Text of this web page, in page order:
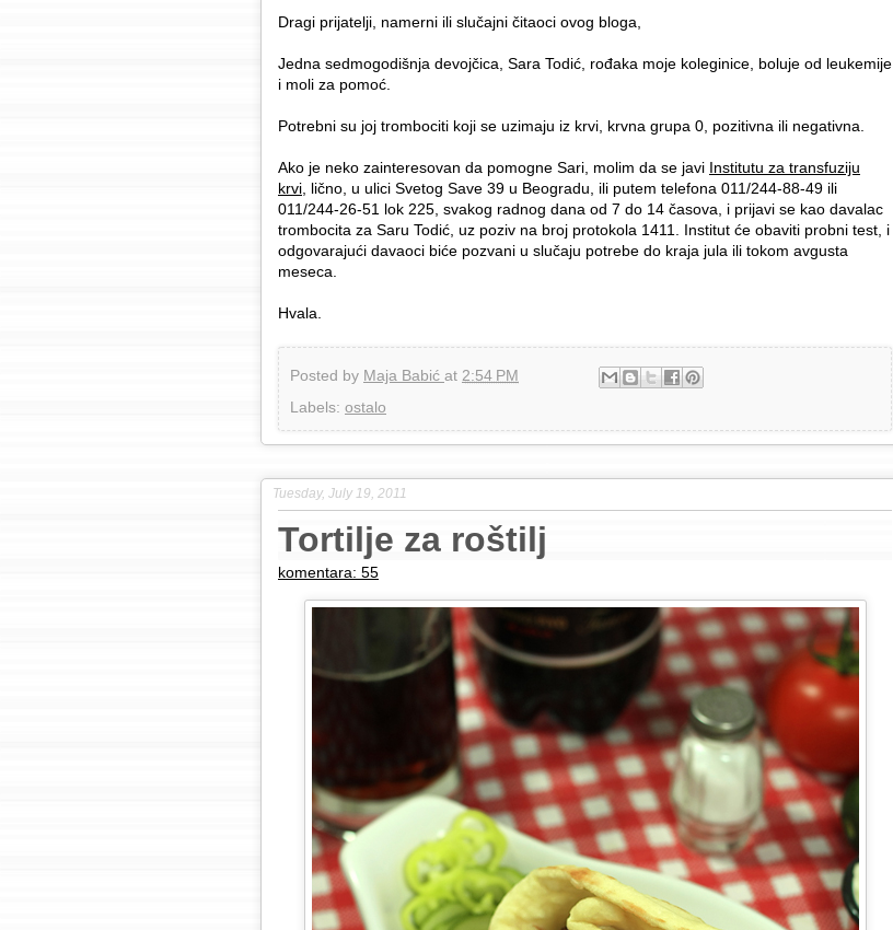
Dragi prijatelji, namerni ili slučajni čitaoci ovog bloga,
Jedna sedmogodišnja devojčica, Sara Todić, rođaka moje koleginice, boluje od leukemije
i moli za pomoć.
Potrebni su joj trombociti koji se uzimaju iz krvi, krvna grupa 0, pozitivna ili negativna.
Ako je neko zainteresovan da pomogne Sari, molim da se javi Institutu za transfuziju
krvi , lično, u ulici Svetog Save 39 u Beogradu, ili putem telefona 011/244-88-49 ili
011/244-26-51 lok 225, svakog radnog dana od 7 do 14 časova, i prijavi se kao davalac
trombocita za Saru Todić, uz poziv na broj protokola 1411. Institut će obaviti probni test, i
odgovarajući davaoci biće pozvani u slučaju potrebe do kraja jula ili tokom avgusta
meseca.
Hvala.
Posted by Maja Babić at 2:54 PM
Labels: ostalo
Tuesday, July 19, 2011
Tortilje za roštilj
komentara: 55